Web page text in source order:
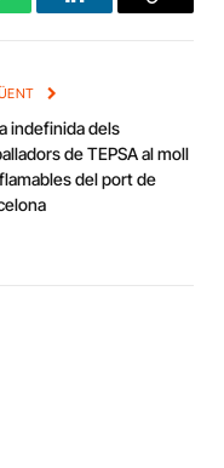
LinkedInCopy
indefinida dels
de TEPSA al moll
del port de